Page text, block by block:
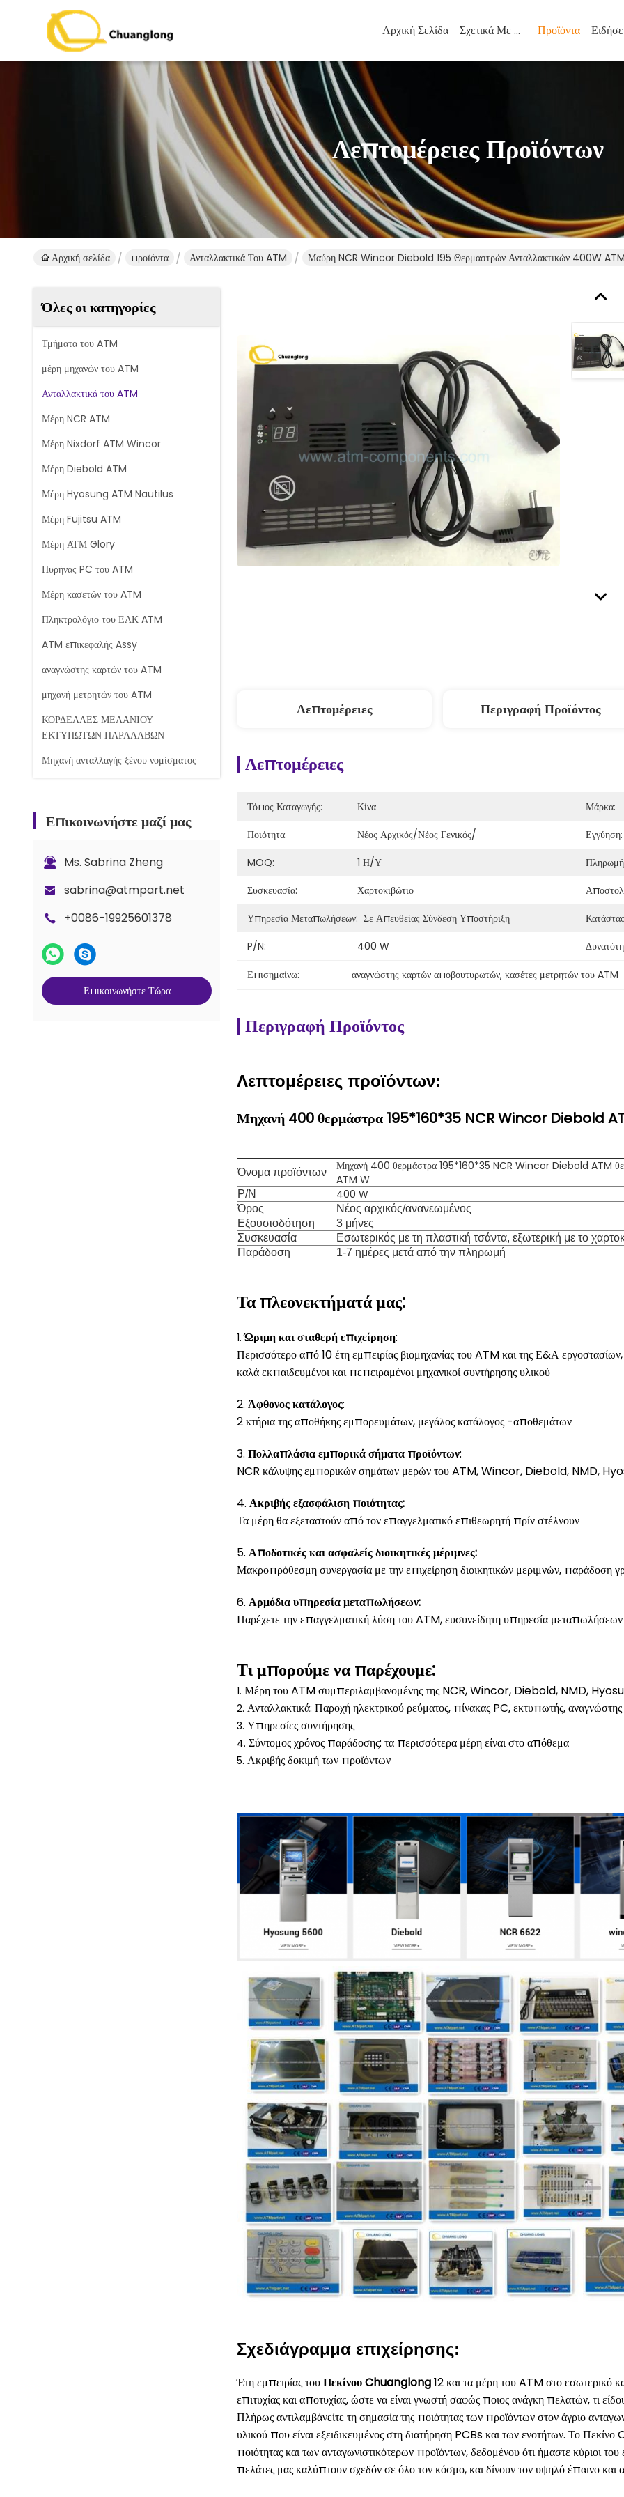
Αρχική Σελίδα Σχετικά Με Εμάς Προϊόντα
Λεπτομέρειες Προϊόντων
Αρχική σελίδα προϊόντα Ανταλλακτικά Του ATM Μαύρη NCR Wincor Diebold 195 Θερμαστρών Ανταλλακτικών 400W
Όλες οι κατηγορίες
Τμήματα του ATM
μέρη μηχανών του ATM
Ανταλλακτικά του ATM
Μέρη NCR ATM
Μέρη Nixdorf ATM Wincor
Μέρη Diebold ATM
Μέρη Hyosung ATM Nautilus
Μέρη Fujitsu ATM
Μέρη ΑΤΜ Glory
Πυρήνας PC του ATM
Μέρη κασετών του ATM
Πληκτρολόγιο του ΕΛΚ ATM
ATM επικεφαλής Assy
αναγνώστης καρτών του ATM
μηχανή μετρητών του ATM
ΚΟΡΔΕΛΛΕΣ ΜΕΛΑΝΙΟΥ
ΕΚΤΥΠΩΤΩΝ ΠΑΡΑΛΑΒΩΝ
Μηχανή ανταλλαγής ξένου νομίσματος
Κλειδαριά και κλειδιά
Ανταλλακτικά μετρητή G+D BPS C5
Επικοινωνήστε μαζί μας
Ms. Sabrina Zheng
sabrina@atmpart.net
+0086-19925601378
Επικοινωνήστε Τώρα
Λεπτομέρειες Περιγραφή Προϊόντος
Λεπτομέρειες
Τόπος Καταγωγής: Κίνα Μάρκα:
Ποιότητα:
Νέος Αρχικός/νέος Γενικός/ Εγγύηση:
MOQ:
1 Η/υ
Συσκευασία:
Χαρτοκιβώτιο
Υπηρεσία Μεταπωλήσεων: Σε Απευθείας Σύνδεση Υποστήριξη
P/N:
400 W
Επισημαίνω: αναγνώστης καρτών αποβουτυρωτών, κασέτες μετρητών του ATM
Περιγραφή Προϊόντος
Λεπτομέρειες προϊόντων:
Μηχανή 400 θερμάστρα 195*160*35 NCR Wincor Diebold
Όνομα προϊόντων
Μηχανή 400 θερμάστρα 195*160*35 NCR Wincor Diebold ATM
ATM W
P/N 400 W
Όρος
Νέος αρχικός/ανανεωμένος
Εξουσιοδότηση
3 μήνες
Συσκευασία
Εσωτερικός με τη πλαστική τσάντα, εξωτερική με το
Παράδοση
1-7 ημέρες μετά από την πληρωμή
Τα πλεονεκτήματά μας:
1.Ώριμη και σταθερή επιχείρηση:
Περισσότερο από 10 έτη εμπειρίας βιομηχανίας του ATM και της Ε&Α εργοστασίων,
καλά εκπαιδευμένοι και πεπειραμένοι μηχανικοί συντήρησης υλικού
2. Άφθονος κατάλογος:
2 κτήρια της αποθήκης εμπορευμάτων, μεγάλος κατάλογος -αποθεμάτων
3. Πολλαπλάσια εμπορικά σήματα προϊόντων:
NCR κάλυψης εμπορικών σημάτων μερών του ATM, Wincor, Diebold, NMD,
4. Ακριβής εξασφάλιση ποιότητας:
Τα μέρη θα εξεταστούν από τον επαγγελματικό επιθεωρητή πρίν στέλνουν
5. Αποδοτικές και ασφαλείς διοικητικές μέριμνες:
Μακροπρόθεσμη συνεργασία με την επιχείρηση διοικητικών μεριμνών, παράδοση
6. Αρμόδια υπηρεσία μεταπωλήσεων:
Παρέχετε την επαγγελματική λύση του ATM, ευσυνείδητη υπηρεσία μεταπωλήσεων
Τι μπορούμε να παρέχουμε:
1. Μέρη του ATM συμπεριλαμβανομένης της NCR, Wincor, Diebold, NMD,
2. Ανταλλακτικά: Παροχή ηλεκτρικού ρεύματος, πίνακας PC, εκτυπωτής,
3. Υπηρεσίες συντήρησης
4. Σύντομος χρόνος παράδοσης: τα περισσότερα μέρη είναι στο απόθεμα
5. Ακριβής δοκιμή των προϊόντων
Σχεδιάγραμμα επιχείρησης:
Έτη εμπειρίας τουΠεκίνου Chuanglong12 και τα μέρη του ATM στο εσωτερικό
επιτυχίας και αποτυχίας, ώστε να είναι γνωστή σαφώς ποιος ανάγκη πελατών, τι
Πλήρως αντιλαμβάνείτε τη σημασία της ποιότητας των προϊόντων στον άγριο
υλικού που είναι εξειδικευμένος στη διατήρηση PCBs και των ενοτήτων. Το
ποιότητας και των ανταγωνιστικότερων προϊόντων, δεδομένου ότι ήμαστε κύριοι
πελάτες μας καλύπτουν σχεδόν σε όλο τον κόσμο, και δίνουν τον υψηλό έπαινο και